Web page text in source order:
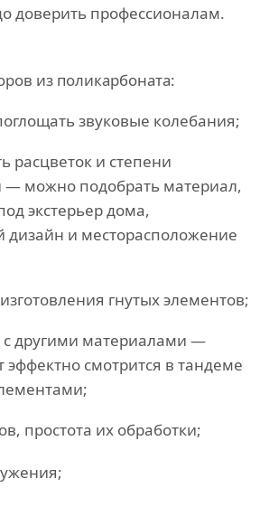
доверить профессионалам.
из поликарбоната:
звуковые колебания;
расцветок и степени
— можно подобрать материал,
экстерьер дома,
и месторасположение
гнутых элементов;
с другими материалами —
эффектно смотрится в тандеме
простота их обработки;